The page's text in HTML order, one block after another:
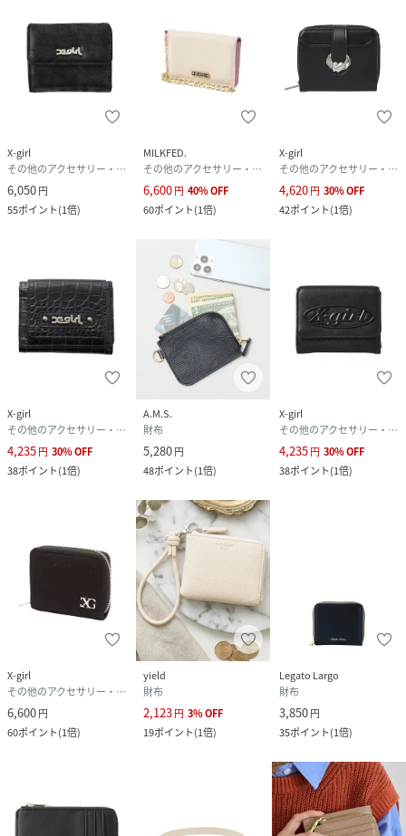
X-girl
その他のアクセサリー・腕時計
6,050円
55ポイント(1倍)
MILKFED.
その他のアクセサリー・腕時計
6,600円 40%OFF
60ポイント(1倍)
X-girl
その他のアクセサリー・腕時計
4,620円 30%OFF
42ポイント(1倍)
X-girl
その他のアクセサリー・腕時計
4,235円 30%OFF
38ポイント(1倍)
A.M.S.
財布
5,280円
48ポイント(1倍)
X-girl
その他のアクセサリー・腕時計
4,235円 30%OFF
38ポイント(1倍)
X-girl
その他のアクセサリー・腕時計
6,600円
60ポイント(1倍)
yield
財布
2,123円 3%OFF
19ポイント(1倍)
Legato Largo
財布
3,850円
35ポイント(1倍)